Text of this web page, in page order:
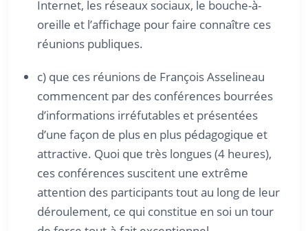
Internet, les réseaux sociaux, le bouche-à-
oreille et l’affichage pour faire connaître ces
réunions publiques.
c) que ces réunions de François Asselineau
commencent par des conférences bourrées
d’informations irréfutables et présentées
d’une façon de plus en plus pédagogique et
attractive. Quoi que très longues (4 heures),
ces conférences suscitent une extrême
attention des participants tout au long de leur
déroulement, ce qui constitue en soi un tour